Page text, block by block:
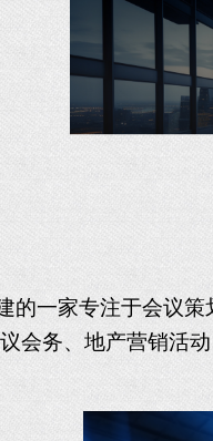
的一家专注于会议策
会务、地产营销活